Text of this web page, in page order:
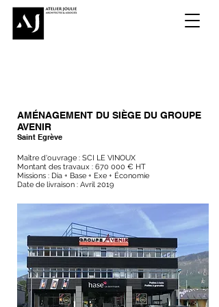
AMÉNAGEMENT DU SIÈGE DU GROUPE
AVENIR
Saint Egrève
Maître d'ouvrage : SCI LE VINOUX
Montant des travaux : 670 000 € HT
Missions : Dia + Base + Exe + Économie
Date de livraison : Avril 2019